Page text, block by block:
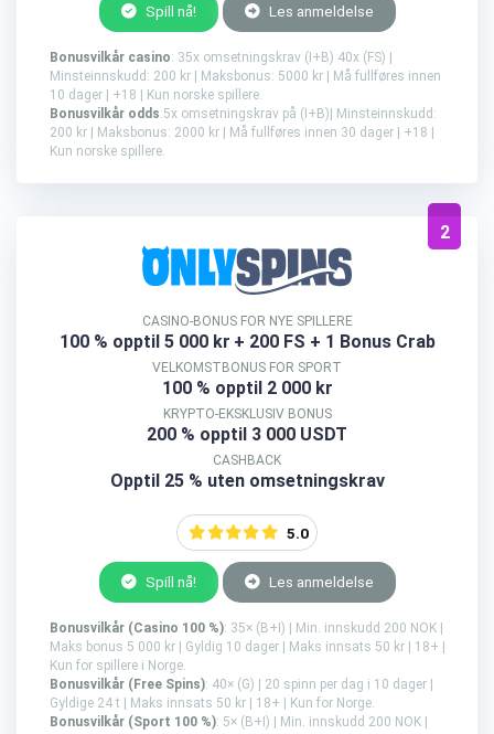
Spill nå! Les anmeldelse
Bonusvilkår casino: 35x omsetningskrav (I+B) 40x (FS) |
Minsteinnskudd: 200 kr | Maksbonus: 5000 kr | Må fullføres innen
10 dager | +18 | Kun norske spillere.
Bonusvilkår odds:5x omsetningskrav på (I+B)| Minsteinnskudd:
200 kr | Maksbonus: 2000 kr | Må fullføres innen 30 dager | +18 |
Kun norske spillere.
2
CASINO-BONUS FOR NYE SPILLERE
100 % opptil 5 000 kr + 200 FS + 1 Bonus Crab
VELKOMSTBONUS FOR SPORT
100 % opptil 2 000 kr
KRYPTO-EKSKLUSIV BONUS
200 % opptil 3 000 USDT
CASHBACK
Opptil 25 % uten omsetningskrav
5.0
Spill nå! Les anmeldelse
Bonusvilkår (Casino 100 %): 35× (B+I) | Min. innskudd 200 NOK |
Maks bonus 5 000 kr | Gyldig 10 dager | Maks innsats 50 kr | 18+ |
Kun for spillere i Norge.
Bonusvilkår (Free Spins): 40× (G) | 20 spinn per dag i 10 dager |
Gyldige 24 t | Maks innsats 50 kr | 18+ | Kun for Norge.
Bonusvilkår (Sport 100 %): 5× (B+I) | Min. innskudd 200 NOK |